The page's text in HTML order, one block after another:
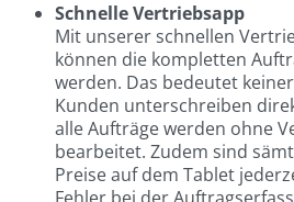
Schnelle Vertriebsapp
Mit unserer schnellen
können die kompletten
werden. Das bedeutet
Kunden unterschreiben
alle Aufträge werden ohne
bearbeitet. Zudem sind
Preise auf dem Tablet